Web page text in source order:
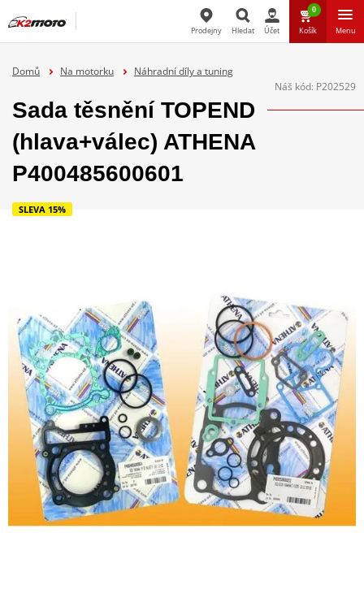
Prodejny Hledat Účet
0
Košík Menu
Domů Na motorku
Náhradní díly a tuning
Náš kód: P202529
Sada těsnění TOPEND
(hlava+válec) ATHENA
P400485600601
SLEVA 15%